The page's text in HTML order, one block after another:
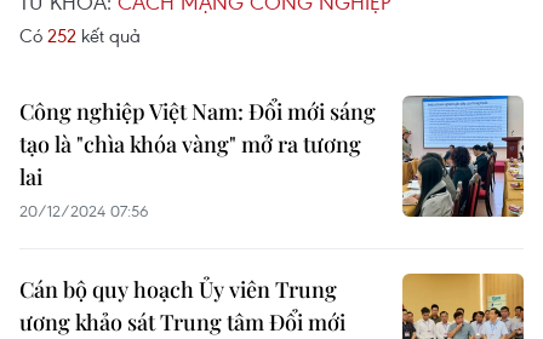
Có 252 kết quả
Công nghiệp Việt Nam: Đổi mới sáng
tạo là "chìa khóa vàng" mở ra tương
lai
20/12/2024 07:56
Cán bộ quy hoạch Ủy viên Trung
ương khảo sát Trung tâm Đổi mới